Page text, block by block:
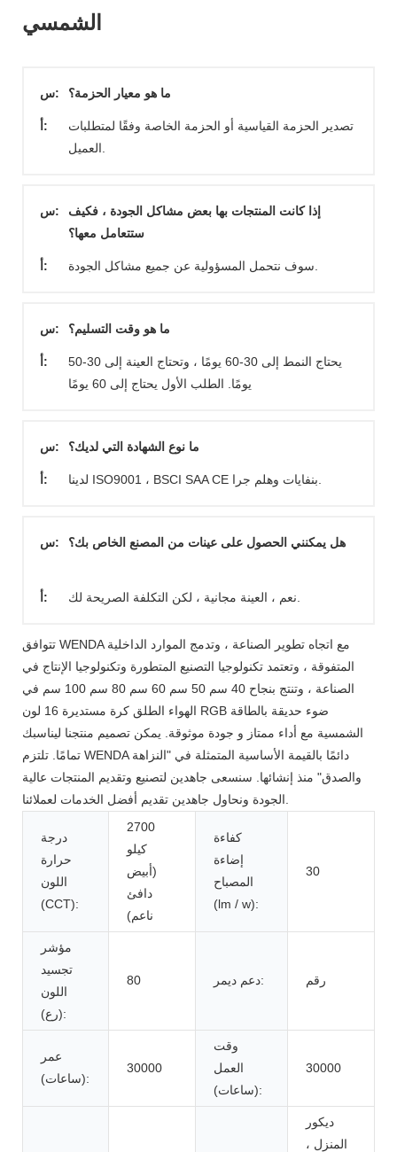
الشمسي
س: ما هو معيار الحزمة؟
أ:
تصدير الحزمة القياسية أو الحزمة الخاصة وفقًا لمتطلبات
س:
إذا كانت المنتجات بها بعض مشاكل الجودة ، فكيف
ستتعامل معها؟
أ:
س: ما هو وقت التسليم؟
أ:
يحتاج النمط إلى 30-60 يومًا ، وتحتاج العينة إلى 30-50
يومًا. الطلب الأول يحتاج إلى 60 يومًا
س: ما نوع الشهادة التي لديك؟
أ:
س: هل يمكنني الحصول على عينات من المصنع الخاص بك؟
أ:
تتوافق WENDA مع اتجاه تطوير الصناعة ، وتدمج الموارد الداخلية
المتفوقة ، وتعتمد تكنولوجيا التصنيع المتطورة وتكنولوجيا الإنتاج في
الصناعة ، وتنتج بنجاح 40 سم 50 سم 60 سم 80 سم 100 سم في
الهواء الطلق كرة مستديرة 16 لون RGB ضوء حديقة بالطاقة
الشمسية مع أداء ممتاز و جودة موثوقة. يمكن تصميم منتجنا ليناسبك
تمامًا. تلتزم WENDA دائمًا بالقيمة الأساسية المتمثلة في "النزاهة
والصدق" منذ إنشائها. سنسعى جاهدين لتصنيع وتقديم المنتجات عالية
درجة
حرارة
اللون
(CCT):
2700
كيلو
(أبيض
دافئ
ناعم)
كفاءة
إضاءة
المصباح
(lm / w):
30
مؤشر
تجسيد
اللون
(رع):
80 دعم ديمر: رقم
عمر
(ساعات):
30000
وقت
العمل
(ساعات):
30000
ديكور
المنزل ،